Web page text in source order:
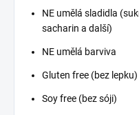
NE umělá sladidla
sacharin a další)
NE umělá barviva
Gluten free (bez lepku)
Soy free (bez sóji)